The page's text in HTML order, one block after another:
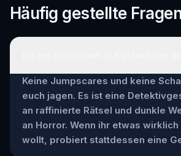
Häufig gestellte
Keine Jumpscares und keine
euch jagen. Es ist eine
an raffinierte Rätsel und dunkle
an Horror. Wenn ihr etwas
wollt, probiert stattdessen eine